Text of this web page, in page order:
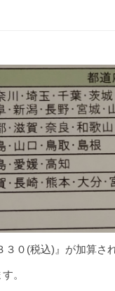
(税込)』が加算さ
。